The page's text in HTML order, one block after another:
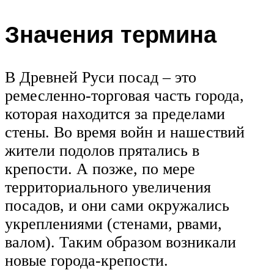
Значения термина
В Древней Руси посад – это
ремесленно-торговая часть города,
которая находится за пределами
стены. Во время войн и нашествий
жители подолов прятались в
крепости. А позже, по мере
территориального увеличения
посадов, и они сами окружались
укреплениями (стенами, рвами,
валом). Таким образом возникали
новые города-крепости.